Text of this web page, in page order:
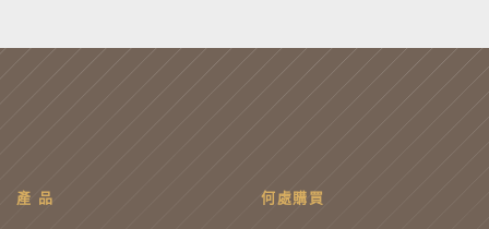
產 品 何處購買